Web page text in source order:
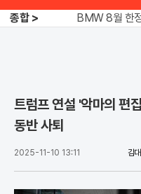
종합 >
BMW 8월 한
송영길 인천
트럼프 연설 '악마의 편
동반 사퇴
2025-11-10 13:11 김